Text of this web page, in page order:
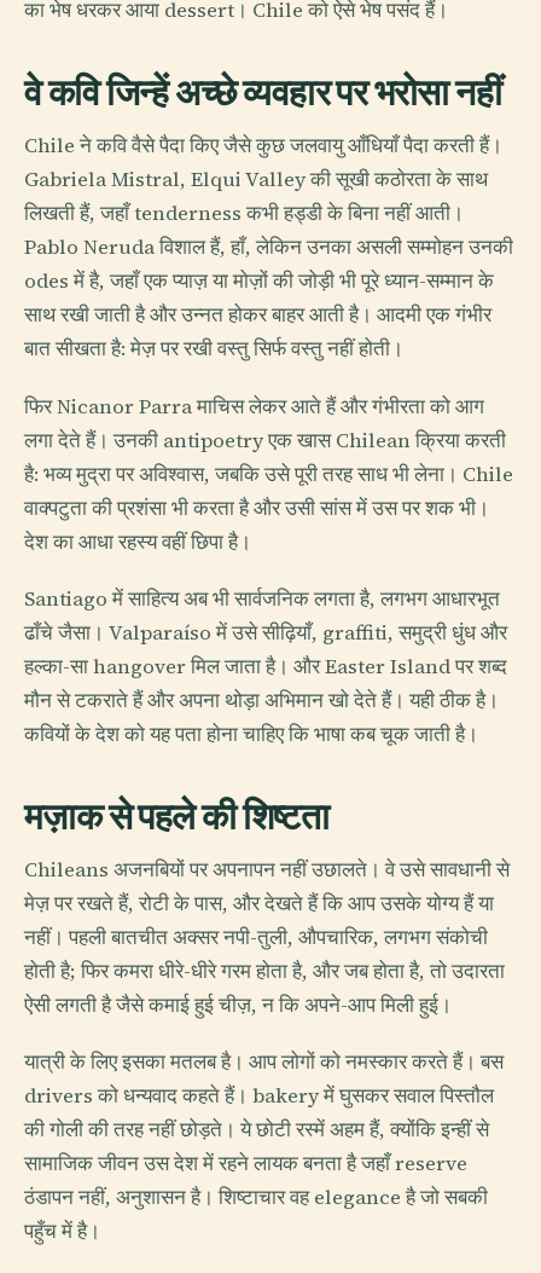
का भेष धरकर आया dessert। Chile को ऐसे भेष पसंद हैं।
वे कवि जिन्हें अच्छे व्यवहार पर भरोसा नहीं
Chile ने कवि वैसे पैदा किए जैसे कुछ जलवायु आँधियाँ पैदा करती हैं।
Gabriela Mistral, Elqui Valley की सूखी कठोरता के साथ
लिखती हैं, जहाँ tenderness कभी हड्डी के बिना नहीं आती।
Pablo Neruda विशाल हैं, हाँ, लेकिन उनका असली सम्मोहन उनकी
odes में है, जहाँ एक प्याज़ या मोज़ों की जोड़ी भी पूरे ध्यान-सम्मान के
साथ रखी जाती है और उन्नत होकर बाहर आती है। आदमी एक गंभीर
बात सीखता है: मेज़ पर रखी वस्तु सिर्फ वस्तु नहीं होती।
फिर Nicanor Parra माचिस लेकर आते हैं और गंभीरता को आग
लगा देते हैं। उनकी antipoetry एक खास Chilean क्रिया करती
है: भव्य मुद्रा पर अविश्वास, जबकि उसे पूरी तरह साध भी लेना। Chile
वाक्पटुता की प्रशंसा भी करता है और उसी सांस में उस पर शक भी।
देश का आधा रहस्य वहीं छिपा है।
Santiago में साहित्य अब भी सार्वजनिक लगता है, लगभग आधारभूत
ढाँचे जैसा। Valparaíso में उसे सीढ़ियाँ, graffiti, समुद्री धुंध और
हल्का-सा hangover मिल जाता है। और Easter Island पर शब्द
मौन से टकराते हैं और अपना थोड़ा अभिमान खो देते हैं। यही ठीक है।
कवियों के देश को यह पता होना चाहिए कि भाषा कब चूक जाती है।
मज़ाक से पहले की शिष्टता
Chileans अजनबियों पर अपनापन नहीं उछालते। वे उसे सावधानी से
मेज़ पर रखते हैं, रोटी के पास, और देखते हैं कि आप उसके योग्य हैं या
नहीं। पहली बातचीत अक्सर नपी-तुली, औपचारिक, लगभग संकोची
होती है; फिर कमरा धीरे-धीरे गरम होता है, और जब होता है, तो उदारता
ऐसी लगती है जैसे कमाई हुई चीज़, न कि अपने-आप मिली हुई।
यात्री के लिए इसका मतलब है। आप लोगों को नमस्कार करते हैं। बस
drivers को धन्यवाद कहते हैं। bakery में घुसकर सवाल पिस्तौल
की गोली की तरह नहीं छोड़ते। ये छोटी रस्में अहम हैं, क्योंकि इन्हीं से
सामाजिक जीवन उस देश में रहने लायक बनता है जहाँ reserve
ठंडापन नहीं, अनुशासन है। शिष्टाचार वह elegance है जो सबकी
पहुँच में है।